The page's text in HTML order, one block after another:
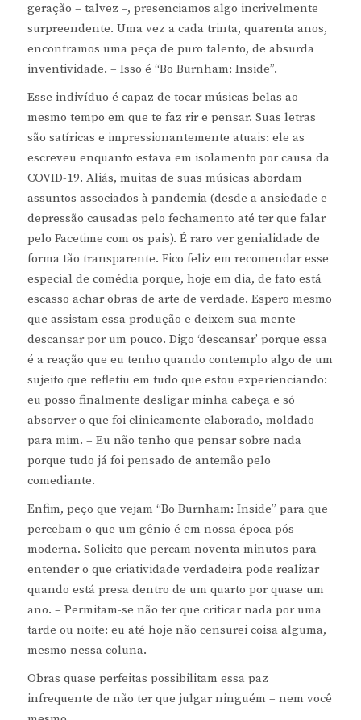
geração – talvez –, presenciamos algo incrivelmente
surpreendente. Uma vez a cada trinta, quarenta anos,
encontramos uma peça de puro talento, de absurda
inventividade. – Isso é “Bo Burnham: Inside”.
Esse indivíduo é capaz de tocar músicas belas ao
mesmo tempo em que te faz rir e pensar. Suas letras
são satíricas e impressionantemente atuais: ele as
escreveu enquanto estava em isolamento por causa da
COVID-19. Aliás, muitas de suas músicas abordam
assuntos associados à pandemia (desde a ansiedade e
depressão causadas pelo fechamento até ter que falar
pelo Facetime com os pais). É raro ver genialidade de
forma tão transparente. Fico feliz em recomendar esse
especial de comédia porque, hoje em dia, de fato está
escasso achar obras de arte de verdade. Espero mesmo
que assistam essa produção e deixem sua mente
descansar por um pouco. Digo ‘descansar’ porque essa
é a reação que eu tenho quando contemplo algo de um
sujeito que refletiu em tudo que estou experienciando:
eu posso finalmente desligar minha cabeça e só
absorver o que foi clinicamente elaborado, moldado
para mim. – Eu não tenho que pensar sobre nada
porque tudo já foi pensado de antemão pelo
comediante.
Enfim, peço que vejam “Bo Burnham: Inside” para que
percebam o que um gênio é em nossa época pós-
moderna. Solicito que percam noventa minutos para
entender o que criatividade verdadeira pode realizar
quando está presa dentro de um quarto por quase um
ano. – Permitam-se não ter que criticar nada por uma
tarde ou noite: eu até hoje não censurei coisa alguma,
mesmo nessa coluna.
Obras quase perfeitas possibilitam essa paz
infrequente de não ter que julgar ninguém – nem você